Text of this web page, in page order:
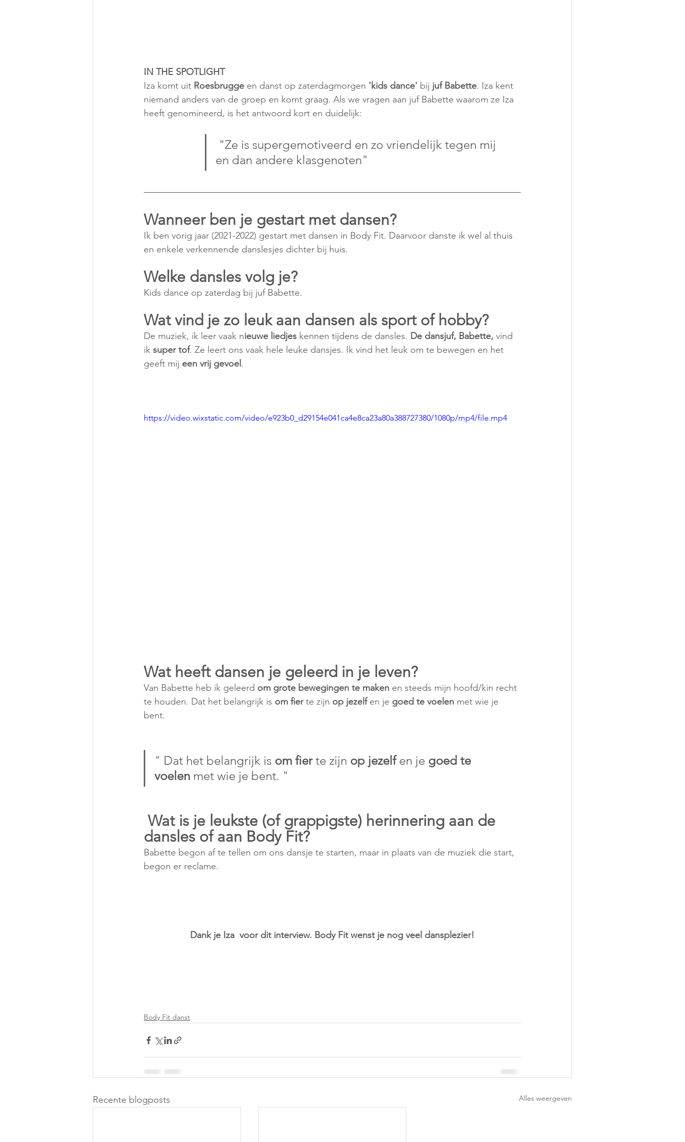
IN THE SPOTLIGHT
Iza komt uit Roesbrugge en danst op zaterdagmorgen 'kids dance' bij juf Babette. Iza kent
niemand anders van de groep en komt graag. Als we vragen aan juf Babette waarom ze Iza
heeft genomineerd, is het antwoord kort en duidelijk:
en dan andere klasgenoten"
Wanneer ben je gestart met dansen?
Ik ben vorig jaar (2021-2022) gestart met dansen in Body Fit. Daarvoor danste ik wel al thuis
en enkele verkennende danslesjes dichter bij huis.
Welke dansles volg je?
Kids dance op zaterdag bij juf Babette.
Wat vind je zo leuk aan dansen als sport of hobby?
De muziek, ik leer vaak nieuwe liedjes kennen tijdens de dansles. De dansjuf, Babette, vind
ik super tof. Ze leert ons vaak hele leuke dansjes. Ik vind het leuk om te bewegen en het
geeft mij een vrij gevoel .
https://video.wixstatic.com/video/e923b0_d29154e041ca4e8ca23a80a388727380/1080p/mp4/file.mp4
Wat heeft dansen je geleerd in je leven?
Van Babette heb ik geleerd om grote bewegingen te maken en steeds mijn hoofd/kin recht
te houden. Dat het belangrijk is om fier te zijn op jezelf en je goed te voelen met wie je
bent.
" Dat het belangrijk is om fier te zijn op jezelf en je goed te
voelen met wie je bent. "
dansles of aan Body Fit?
Babette begon af te tellen om ons dansje te starten, maar in plaats van de muziek die start,
begon er reclame.
Dank je Iza  voor dit interview. Body Fit wenst je nog veel dansplezier!
Body Fit danst
Recente blogposts Alles weergeven